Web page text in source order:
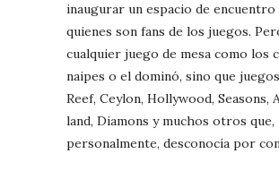
inaugurar un espacio de encuentro
quienes son fans de los juegos.
cualquier juego de mesa como los
naipes o el dominó, sino que
Reef, Ceylon, Hollywood, Seasons,
land, Diamons y muchos otros que,
personalmente, desconocía por